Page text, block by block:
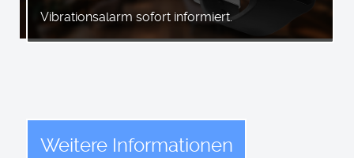
Vibrationsalarm sofort informiert.
Weitere Informationen